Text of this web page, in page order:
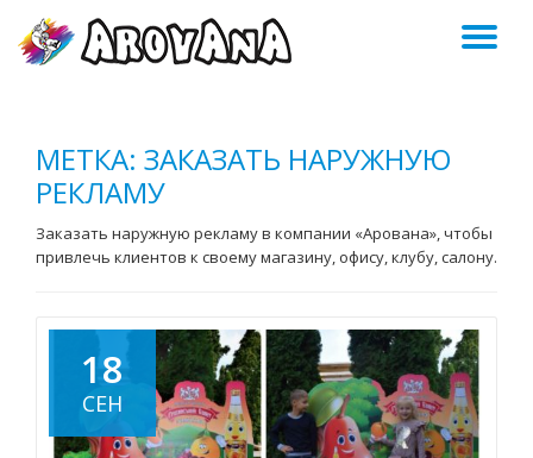
Skip
МЕТКА: ЗАКАЗАТЬ НАРУЖНУЮ
РЕКЛАМУ
Заказать наружную рекламу в компании «Арована», чтобы
привлечь клиентов к своему магазину, офису, клубу, салону.
18
СЕН